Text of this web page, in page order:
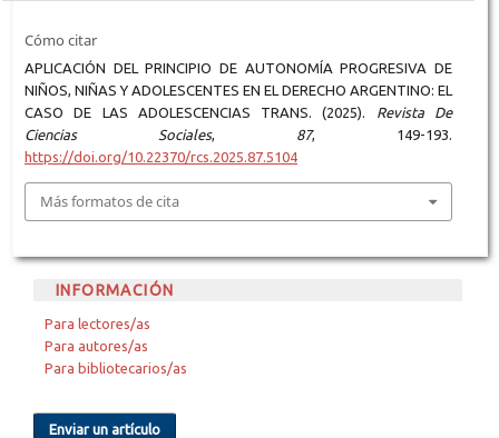
Cómo citar
APLICACIÓN DEL PRINCIPIO DE AUTONOMÍA PROGRESIVA DE
NIÑOS, NIÑAS Y ADOLESCENTES EN EL DERECHO ARGENTINO: EL
CASO DE LAS ADOLESCENCIAS TRANS. (2025). Revista De
Ciencias Sociales, 87, 149-193.
https://doi.org/10.22370/rcs.2025.87.5104
Más formatos de cita
INFORMACIÓN
Para lectores/as
Para autores/as
Para bibliotecarios/as
Enviar un artículo